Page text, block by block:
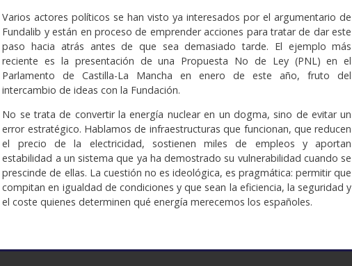
Varios actores políticos se han visto ya interesados por el argumentario de
Fundalib y están en proceso de emprender acciones para tratar de dar este
paso hacia atrás antes de que sea demasiado tarde. El ejemplo más
reciente es la presentación de una Propuesta No de Ley (PNL) en el
Parlamento de Castilla-La Mancha en enero de este año, fruto del
intercambio de ideas con la Fundación.
No se trata de convertir la energía nuclear en un dogma, sino de evitar un
error estratégico. Hablamos de infraestructuras que funcionan, que reducen
el precio de la electricidad, sostienen miles de empleos y aportan
estabilidad a un sistema que ya ha demostrado su vulnerabilidad cuando se
prescinde de ellas. La cuestión no es ideológica, es pragmática: permitir que
compitan en igualdad de condiciones y que sean la eficiencia, la seguridad y
el coste quienes determinen qué energía merecemos los españoles.